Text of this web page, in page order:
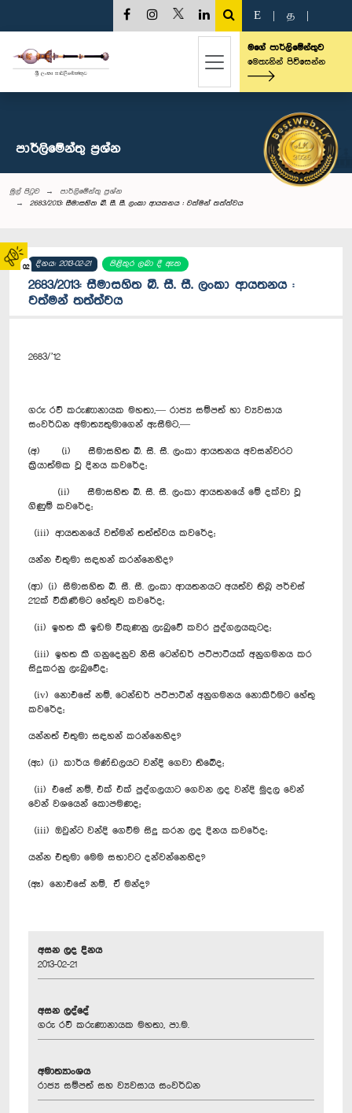
02
E த
මගේ පාර්ලිමේන්තුව
මෙතැනින් පිවිසෙන්න
පාර්ලි‌මේන්තු‌ ප්‍රශ්න
මුල් පිටුව
පාර්ලි‌මේන්තු‌ ප්‍රශ්න
2683/2013: සීමාසහිත බී. සී. සී. ලංකා ආයතනය : වත්මන් තත්ත්වය
දිනය: 2013-02-21 පිළිතුර ලබා දී ඇත
2683/2013: සීමාසහිත බී. සී. සී. ලංකා ආයතනය :
වත්මන් තත්ත්වය
2683/’12
ගරු රවී කරුණානායක මහතා,— රාජ්‍ය සම්පත් හා ව්‍යවසාය
සංවර්ධන අමාත්‍යතුමාගෙන් ඇසීමට,—
(අ) (i) සීමාසහිත බී. සී. සී. ලංකා ආයතනය අවසන්වරට
ක්‍රියාත්මක වූ දිනය කවරේද;
(ii) සීමාසහිත බී. සී. සී. ලංකා ආයතනයේ මේ දක්වා වූ
ගිණුම් කවරේද;
(iii) ආයතනයේ වත්මන් තත්ත්වය කවරේද;
යන්න එතුමා සඳහන් කරන්නෙහිද?
(ආ) (i) සීමාසහිත බී. සී. සී. ලංකා ආයතනයට අයත්ව තිබූ පර්චස්
212ක් විකිණීමට හේතුව කවරේද;
(ii) ඉහත කී ඉඩම විකුණනු ලැබුවේ කව‍ර පුද්ගලයකුටද;
(iii) ඉහත කී ගනුදෙනුව නිසි ටෙන්ඩර් පටිපාටියක් අනුගමනය කර
සිදුකරනු ලැබුවේද;
(iv) නොඑසේ නම්, ටෙන්ඩර් පටිපාටීන් අනුගමනය නොකිරීමට හේතු
කවරේද;
යන්නත් එතුමා සඳහන් කරන්නෙහිද?
(ඇ) (i) කාර්ය මණ්ඩලයට වන්දි ගෙවා තිබේද;
(ii) එසේ නම්, එක් එක් පුද්ගලයාට ගෙවන ලද වන්දි මුදල වෙන්
වෙන් වශයෙන් කොපමණද;
(iii) ඔවුන්ට වන්දි ගෙවීම සිදු කරන ලද දිනය කවරේද;
යන්න එතුමා මෙම සභාවට දන්වන්නෙහිද?
(ඈ) නොඑසේ නම්, ඒ මන්ද?
අසන ලද දිනය
2013-02-21
අසන ලද්දේ
ගරු රවී කරුණානායක මහතා, පා.ම.
අමාත්‍යාංශය
රාජ්‍ය සම්පත් සහ ව්‍යවසාය සංවර්ධන